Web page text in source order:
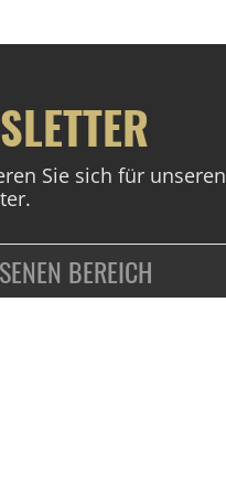
Sie sich für unseren
BEREICH